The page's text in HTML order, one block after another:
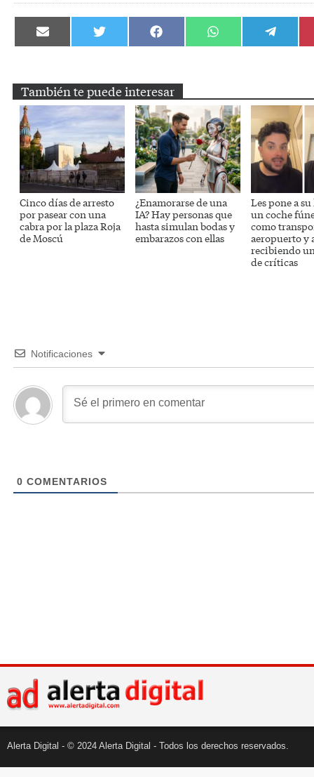
Compartir
en
Compartir
en
Compartir
en
Compartir
en
Compartir
en
También te puede interesar
Cinco días de arresto
por pasear con una
cabra por la plaza Roja
de Moscú
¿Enamorarse de una
IA? Hay personas que
hasta simulan bodas y
embarazos con ellas
Les pone a
un coche
como
aeropuerto y
recibiendo
de críticas
Notificaciones
0 COMENTARIOS
Alerta Digital - © 2024 Alerta Digital - Todos los derechos reservados.